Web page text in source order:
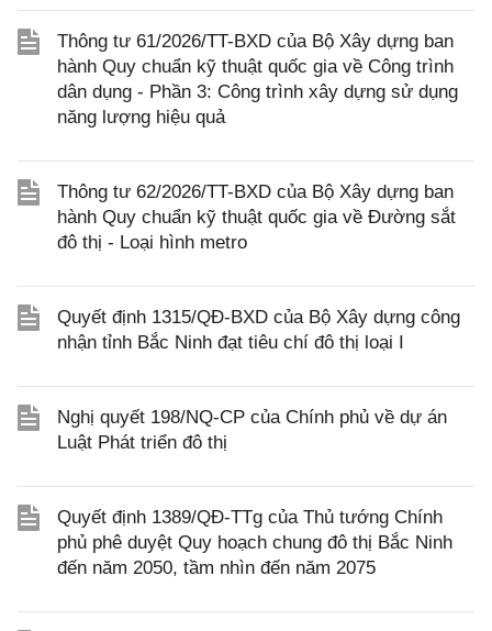
Thông tư 61/2026/TT-BXD của Bộ Xây dựng ban
hành Quy chuẩn kỹ thuật quốc gia về Công trình
dân dụng - Phần 3: Công trình xây dựng sử dụng
năng lượng hiệu quả
Thông tư 62/2026/TT-BXD của Bộ Xây dựng ban
hành Quy chuẩn kỹ thuật quốc gia về Đường sắt
đô thị - Loại hình metro
Quyết định 1315/QĐ-BXD của Bộ Xây dựng công
nhận tỉnh Bắc Ninh đạt tiêu chí đô thị loại I
Nghị quyết 198/NQ-CP của Chính phủ về dự án
Luật Phát triển đô thị
Quyết định 1389/QĐ-TTg của Thủ tướng Chính
phủ phê duyệt Quy hoạch chung đô thị Bắc Ninh
đến năm 2050, tầm nhìn đến năm 2075